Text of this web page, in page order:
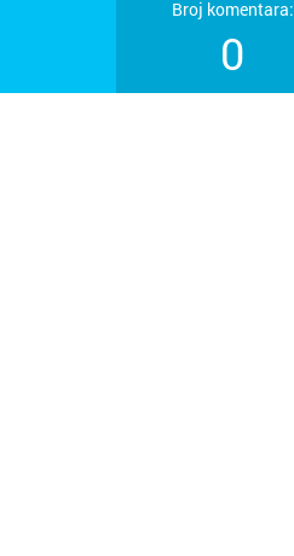
Broj komentara:
0